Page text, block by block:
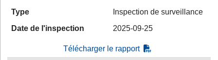
Type
Inspection de surveillance
Date de l'inspection
2025-09-25
Télécharger le rapport